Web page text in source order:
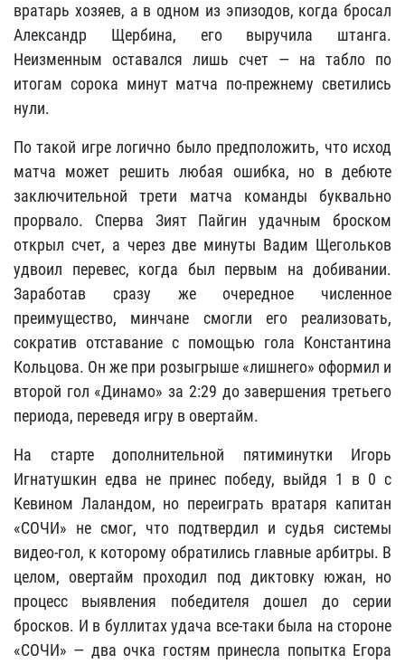
вратарь хозяев, а в одном из эпизодов, когда бросал
Александр Щербина, его выручила штанга.
Неизменным оставался лишь счет — на табло по
итогам сорока минут матча по-прежнему светились
нули.
По такой игре логично было предположить, что исход
матча может решить любая ошибка, но в дебюте
заключительной трети матча команды буквально
прорвало. Сперва Зият Пайгин удачным броском
открыл счет, а через две минуты Вадим Щегольков
удвоил перевес, когда был первым на добивании.
Заработав сразу же очередное численное
преимущество, минчане смогли его реализовать,
сократив отставание с помощью гола Константина
Кольцова. Он же при розыгрыше «лишнего» оформил и
второй гол «Динамо» за 2:29 до завершения третьего
периода, переведя игру в овертайм.
На старте дополнительной пятиминутки Игорь
Игнатушкин едва не принес победу, выйдя 1 в 0 с
Кевином Лаландом, но переиграть вратаря капитан
«СОЧИ» не смог, что подтвердил и судья системы
видео-гол, к которому обратились главные арбитры. В
целом, овертайм проходил под диктовку южан, но
процесс выявления победителя дошел до серии
бросков. И в буллитах удача все-таки была на стороне
«СОЧИ» — два очка гостям принесла попытка Егора